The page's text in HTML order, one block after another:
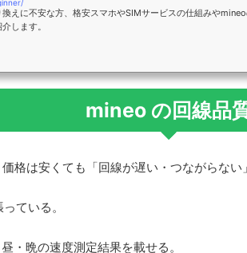
えに不安な方、格安スマホやSIMサービスの仕組みや
します。
mineo の回線品
格は安くても「回線が遅い・つながらない
ている。
・晩の速度測定結果を載せる。